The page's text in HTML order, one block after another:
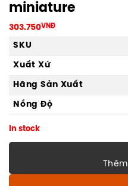
miniature
303.750VNĐ
SKU
Xuất Xứ
Hãng Sản Xuất
Nồng Độ
In stock